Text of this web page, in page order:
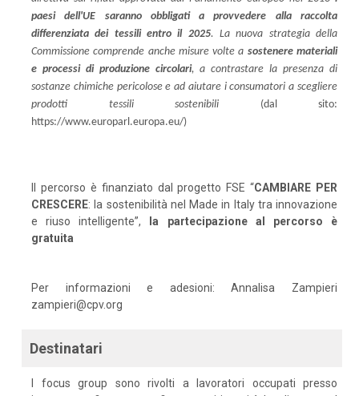
paesi dell'UE saranno obbligati a provvedere alla raccolta
differenziata dei tessili entro il 2025. La nuova strategia della
Commissione comprende anche misure volte a sostenere materiali
e processi di produzione circolari, a contrastare la presenza di
sostanze chimiche pericolose e ad aiutare i consumatori a scegliere
prodotti tessili sostenibili (dal sito:
https://www.europarl.europa.eu/)
Il percorso è finanziato dal progetto FSE “CAMBIARE PER
CRESCERE: la sostenibilità nel Made in Italy tra innovazione
e riuso intelligente”,
la partecipazione al percorso è
gratuita
Per informazioni e adesioni: Annalisa Zampieri
zampieri@cpv.org
Destinatari
I focus group sono rivolti a lavoratori occupati presso